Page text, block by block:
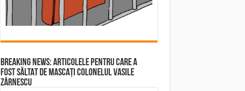
BREAKING NEWS: ARTICOLELE PENTRU CARE A
FOST SĂLTAT DE MASCAȚI COLONELUL VASILE
ZĂRNESCU